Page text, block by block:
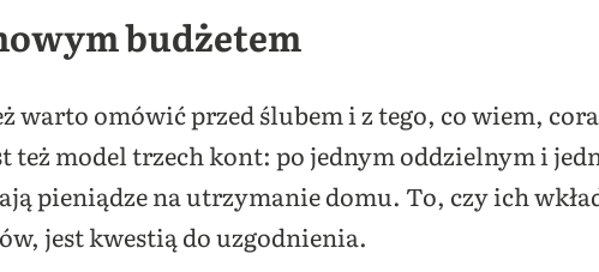
budżetem
warto omówić przed ślubem i z tego, co wiem,
też model trzech kont: po jednym oddzielnym i
pieniądze na utrzymanie domu. To, czy ich
jest kwestią do uzgodnienia.